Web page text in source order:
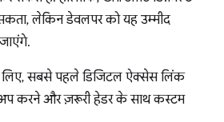
लेकिन डेवलपर को यह उम्मीद
लिए, सबसे पहले डिजिटल ऐक्सेस लिंक
करने और ज़रूरी हेडर के साथ कस्टम